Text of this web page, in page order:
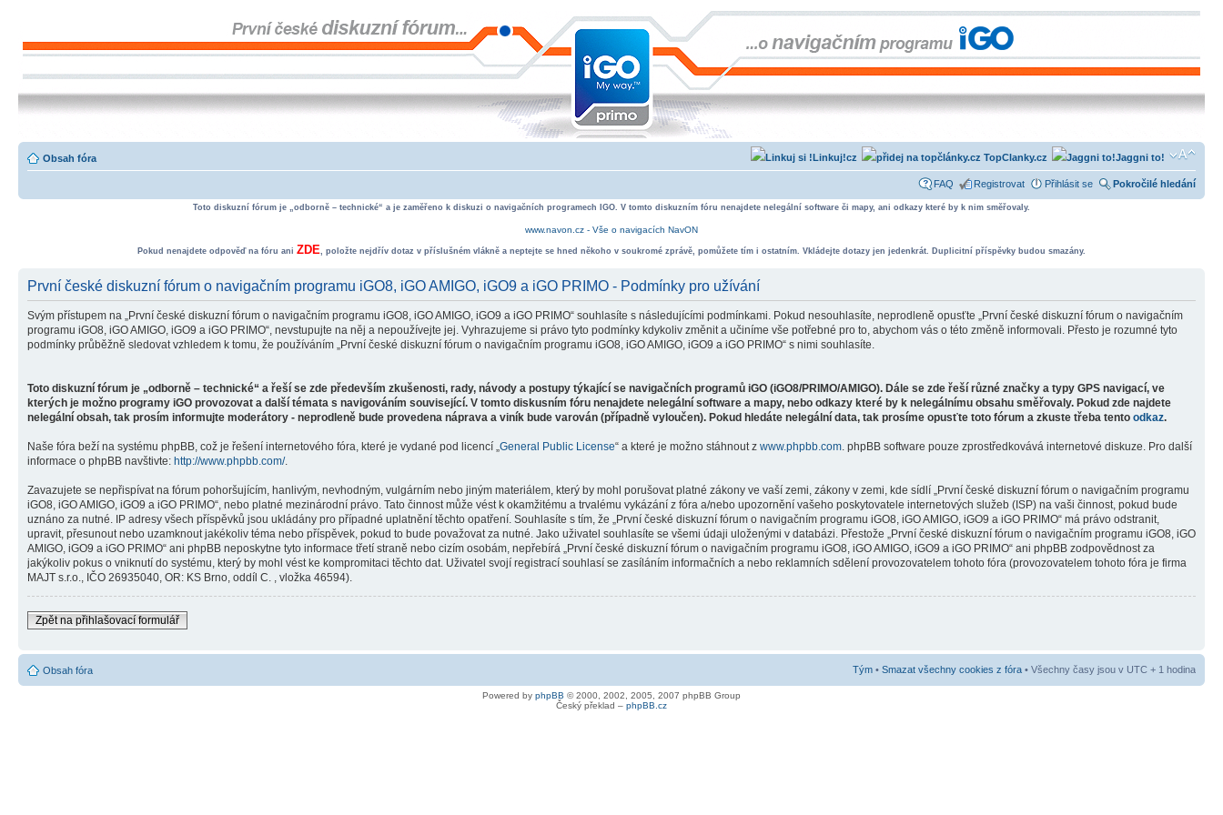
Obsah fóra Jaggni to!
TopClanky.cz
Linkuj!cz
FAQ Registrovat Přihlásit se Pokročilé hledání
Toto diskuzní fórum je „odborně – technické“ a je zaměřeno k diskuzi o navigačních programech IGO. V tomto diskuzním fóru nenajdete nelegální software či mapy, ani odkazy které by k nim směřovaly.
www.navon.cz - Vše o navigacích NavON
Pokud nenajdete odpověď na fóru ani ZDE, položte nejdřív dotaz v příslušném vlákně a neptejte se hned někoho v soukromé zprávě, pomůžete tím i ostatním. Vkládejte dotazy jen jedenkrát. Duplicitní příspěvky budou smazány.
První české diskuzní fórum o navigačním programu iGO8, iGO AMIGO, iGO9 a iGO PRIMO - Podmínky pro užívání
Svým přístupem na „První české diskuzní fórum o navigačním programu iGO8, iGO AMIGO, iGO9 a iGO PRIMO“ souhlasíte s následujícími podmínkami. Pokud nesouhlasíte, neprodleně opusťte „První české diskuzní fórum o navigačním
programu iGO8, iGO AMIGO, iGO9 a iGO PRIMO“, nevstupujte na něj a nepoužívejte jej. Vyhrazujeme si právo tyto podmínky kdykoliv změnit a učiníme vše potřebné pro to, abychom vás o této změně informovali. Přesto je rozumné tyto
podmínky průběžně sledovat vzhledem k tomu, že používáním „První české diskuzní fórum o navigačním programu iGO8, iGO AMIGO, iGO9 a iGO PRIMO“ s nimi souhlasíte.
Toto diskuzní fórum je „odborně – technické“ a řeší se zde především zkušenosti, rady, návody a postupy týkající se navigačních programů iGO (iGO8/PRIMO/AMIGO). Dále se zde řeší různé značky a typy GPS navigací, ve
kterých je možno programy iGO provozovat a další témata s navigováním související. V tomto diskusním fóru nenajdete nelegální software a mapy, nebo odkazy které by k nelegálnímu obsahu směřovaly. Pokud zde najdete
nelegální obsah, tak prosím informujte moderátory - neprodleně bude provedena náprava a viník bude varován (případně vyloučen). Pokud hledáte nelegální data, tak prosíme opusťte toto fórum a zkuste třeba tento odkaz.
Naše fóra beží na systému phpBB, což je řešení internetového fóra, které je vydané pod licencí „General Public License“ a které je možno stáhnout z www.phpbb.com. phpBB software pouze zprostředkovává internetové diskuze. Pro další
informace o phpBB navštivte: http://www.phpbb.com/.
Zavazujete se nepřispívat na fórum pohoršujícím, hanlivým, nevhodným, vulgárním nebo jiným materiálem, který by mohl porušovat platné zákony ve vaší zemi, zákony v zemi, kde sídlí „První české diskuzní fórum o navigačním programu
iGO8, iGO AMIGO, iGO9 a iGO PRIMO“, nebo platné mezinárodní právo. Tato činnost může vést k okamžitému a trvalému vykázání z fóra a/nebo upozornění vašeho poskytovatele internetových služeb (ISP) na vaši činnost, pokud bude
uznáno za nutné. IP adresy všech příspěvků jsou ukládány pro případné uplatnění těchto opatření. Souhlasíte s tím, že „První české diskuzní fórum o navigačním programu iGO8, iGO AMIGO, iGO9 a iGO PRIMO“ má právo odstranit,
upravit, přesunout nebo uzamknout jakékoliv téma nebo příspěvek, pokud to bude považovat za nutné. Jako uživatel souhlasíte se všemi údaji uloženými v databázi. Přestože „První české diskuzní fórum o navigačním programu iGO8, iGO
AMIGO, iGO9 a iGO PRIMO“ ani phpBB neposkytne tyto informace třetí straně nebo cizím osobám, nepřebírá „První české diskuzní fórum o navigačním programu iGO8, iGO AMIGO, iGO9 a iGO PRIMO“ ani phpBB zodpovědnost za
jakýkoliv pokus o vniknutí do systému, který by mohl vést ke kompromitaci těchto dat. Uživatel svojí registrací souhlasí se zasíláním informačních a nebo reklamních sdělení provozovatelem tohoto fóra (provozovatelem tohoto fóra je firma
MAJT s.r.o., IČO 26935040, OR: KS Brno, oddíl C. , vložka 46594).
Zpět na přihlašovací formulář
Obsah fóra Tým • Smazat všechny cookies z fóra • Všechny časy jsou v UTC + 1 hodina
Powered by phpBB © 2000, 2002, 2005, 2007 phpBB Group
Český překlad – phpBB.cz